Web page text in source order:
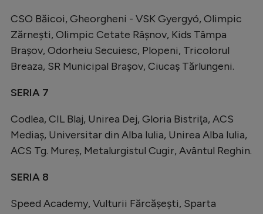
CSO Băicoi, Gheorgheni - VSK Gyergyó, Olimpic
Zărneşti, Olimpic Cetate Râşnov, Kids Tâmpa
Braşov, Odorheiu Secuiesc, Plopeni, Tricolorul
Breaza, SR Municipal Braşov, Ciucaş Tărlungeni.
SERIA 7
Codlea, CIL Blaj, Unirea Dej, Gloria Bistriţa, ACS
Mediaş, Universitar din Alba Iulia, Unirea Alba Iulia,
ACS Tg. Mureş, Metalurgistul Cugir, Avântul Reghin.
SERIA 8
Speed Academy, Vulturii Fărcăşeşti, Sparta